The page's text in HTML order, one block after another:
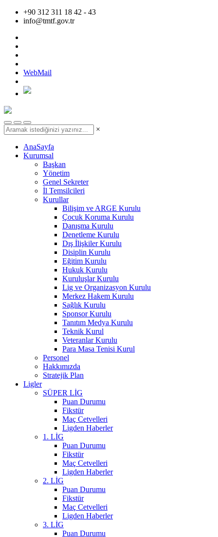
+90 312 311 18 42 - 43
info@tmtf.gov.tr
WebMail
×
AnaSayfa
Kurumsal
Başkan
Yönetim
Genel Sekreter
İl Temsilcileri
Kurullar
Bilişim ve ARGE Kurulu
Çocuk Koruma Kurulu
Danışma Kurulu
Denetleme Kurulu
Dış İlişkiler Kurulu
Disiplin Kurulu
Eğitim Kurulu
Hukuk Kurulu
Kuruluşlar Kurulu
Lig ve Organizasyon Kurulu
Merkez Hakem Kurulu
Sağlık Kurulu
Sponsor Kurulu
Tanıtım Medya Kurulu
Teknik Kurul
Veteranlar Kurulu
Para Masa Tenisi Kurul
Personel
Hakkımızda
Stratejik Plan
Ligler
SÜPER LİG
Puan Durumu
Fikstür
Maç Cetvelleri
Ligden Haberler
1. LİG
Puan Durumu
Fikstür
Maç Cetvelleri
Ligden Haberler
2. LİG
Puan Durumu
Fikstür
Maç Cetvelleri
Ligden Haberler
3. LİG
Puan Durumu